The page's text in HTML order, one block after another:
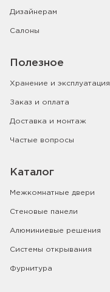
Дизайнерам
Салоны
Полезное
Хранение и эксплуатация
Заказ и оплата
Доставка и монтаж
Частые вопросы
Каталог
Межкомнатные двери
Стеновые панели
Алюминиевые решения
Системы открывания
Фурнитура